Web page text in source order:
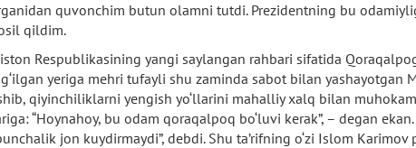
quvonchim butun olamni tutdi. Prezidentning bu
qildim.
Respublikasining yangi saylangan rahbari sifatida
yeriga mehri tufayli shu zaminda sabot bilan yashayotgan
qiyinchiliklarni yengish yo‘llarini mahalliy xalq bilan
“Hoynahoy, bu odam qoraqalpoq bo‘luvi kerak”, – degan
jon kuydirmaydi”, debdi. Shu ta’rifning o‘zi Islom